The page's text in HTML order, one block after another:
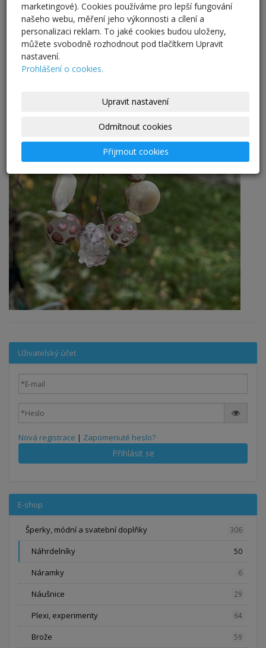
Uživatelský účet
Nová registrace | Zapomenuté heslo?
Přihlásit se
E-shop
Šperky, módní a svatební doplňky 306
Náhrdelníky 50
Náramky 6
Náušnice 29
Plexi, experimenty 64
Brože 59
marketingové). Cookies používáme pro lepší fungování
našeho webu, měření jeho výkonnosti a cílení a
personalizaci reklam. To jaké cookies budou uloženy,
můžete svobodně rozhodnout pod tlačítkem Upravit
nastavení.
Prohlášení o cookies.
Upravit nastavení
Odmítnout cookies
Přijmout cookies